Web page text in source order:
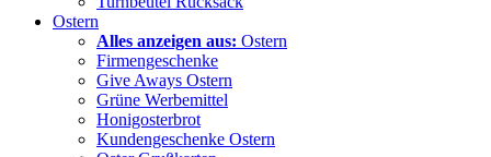
Ostern
Alles anzeigen aus: Ostern
Firmengeschenke
Give Aways Ostern
Grüne Werbemittel
Honigosterbrot
Kundengeschenke Ostern